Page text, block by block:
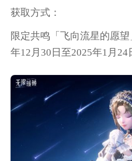
获取方式：
限定共鸣「飞向流星的愿
年12月30日至2025年1月24